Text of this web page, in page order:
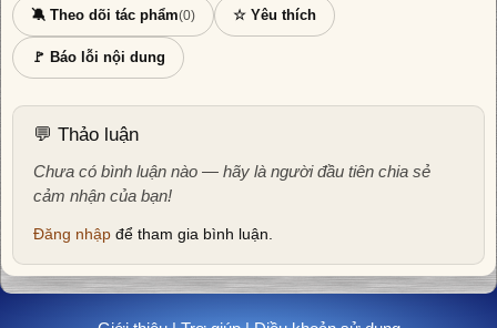
🔕 Theo dõi tác phẩm(0) ☆ Yêu thích
🚩 Báo lỗi nội dung
💬 Thảo luận
Chưa có bình luận nào — hãy là người đầu tiên chia sẻ
cảm nhận của bạn!
Đăng nhập để tham gia bình luận.